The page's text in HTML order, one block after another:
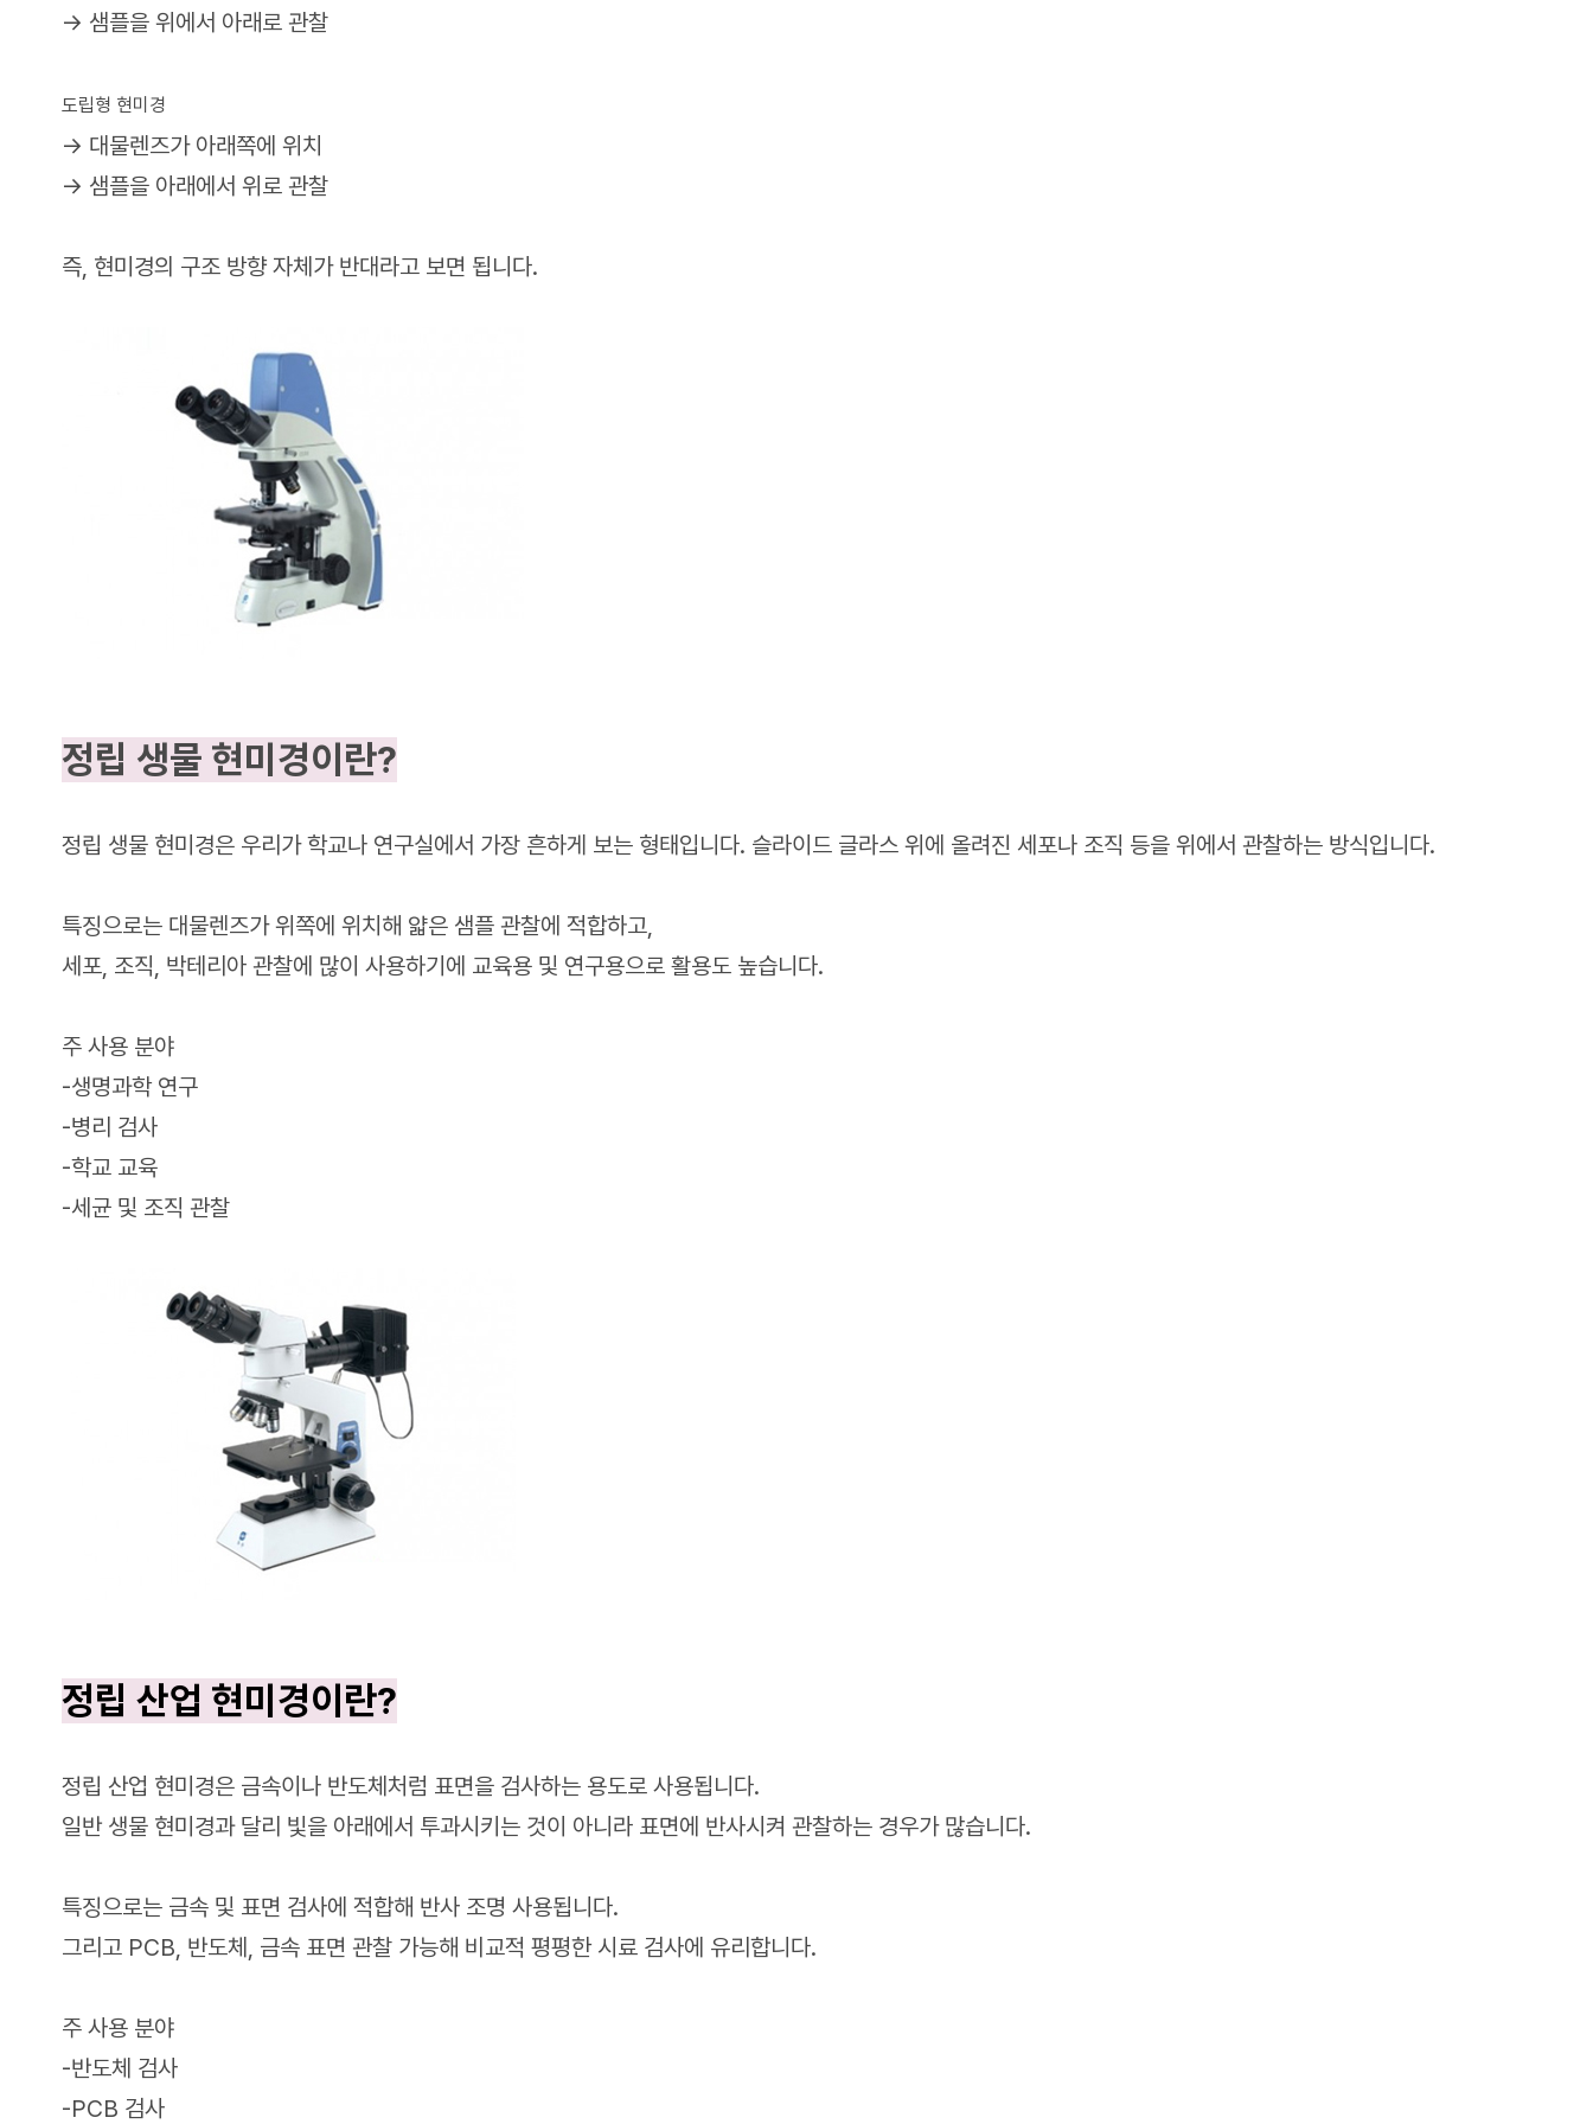
→ 샘플을 위에서 아래로 관찰
도립형 현미경
→ 대물렌즈가 아래쪽에 위치
→ 샘플을 아래에서 위로 관찰
즉, 현미경의 구조 방향 자체가 반대라고 보면 됩니다.
정립 생물 현미경이란?
정립 생물 현미경은 우리가 학교나 연구실에서 가장 흔하게 보는 형태입니다. 슬라이드 글라스 위에 올려진 세포나 조직 등을 위에서 관찰하는 방식입니다.
특징으로는 대물렌즈가 위쪽에 위치해 얇은 샘플 관찰에 적합하고,
세포, 조직, 박테리아 관찰에 많이 사용하기에 교육용 및 연구용으로 활용도 높습니다.
주 사용 분야
-생명과학 연구
-병리 검사
-학교 교육
-세균 및 조직 관찰
정립 산업 현미경이란?
정립 산업 현미경은 금속이나 반도체처럼 표면을 검사하는 용도로 사용됩니다.
일반 생물 현미경과 달리 빛을 아래에서 투과시키는 것이 아니라 표면에 반사시켜 관찰하는 경우가 많습니다.
특징으로는 금속 및 표면 검사에 적합해 반사 조명 사용됩니다.
그리고 PCB, 반도체, 금속 표면 관찰 가능해 비교적 평평한 시료 검사에 유리합니다.
주 사용 분야
-반도체 검사
-PCB 검사